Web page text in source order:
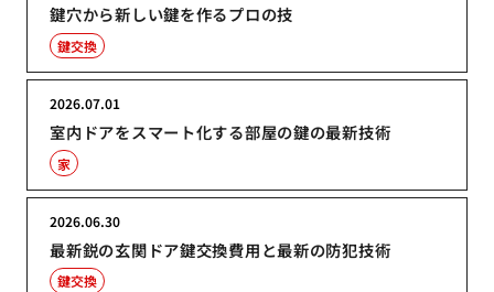
鍵穴から新しい鍵を作るプロの技
鍵交換
室内ドアをスマート化する部屋の鍵の最新技術
2026.07.01
家
最新鋭の玄関ドア鍵交換費用と最新の防犯技術
2026.06.30
鍵交換